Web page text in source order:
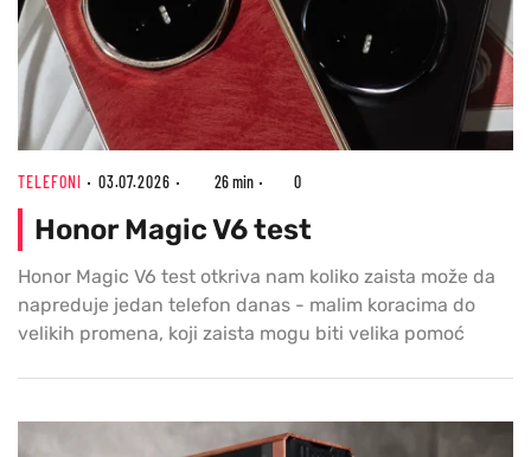
TELEFONI 03.07.2026 26 min 0
Honor Magic V6 test
Honor Magic V6 test otkriva nam koliko zaista može da
napreduje jedan telefon danas - malim koracima do
velikih promena, koji zaista mogu biti velika pomoć